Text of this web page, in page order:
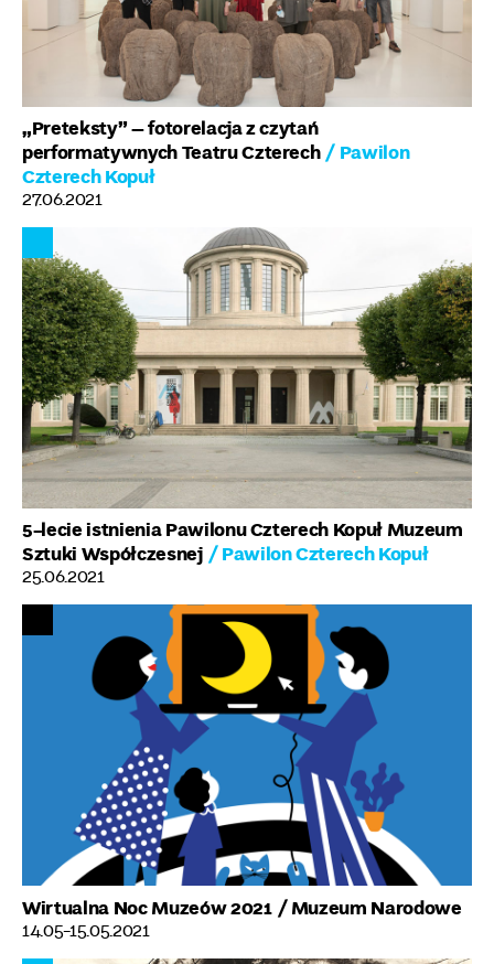
„Preteksty” – fotorelacja z czytań
performatywnych Teatru Czterech / Pawilon
Czterech Kopuł
27.06.2021
5-lecie istnienia Pawilonu Czterech Kopuł Muzeum
Sztuki Współczesnej / Pawilon Czterech Kopuł
25.06.2021
Wirtualna Noc Muzeów 2021 / Muzeum Narodowe
14.05-15.05.2021